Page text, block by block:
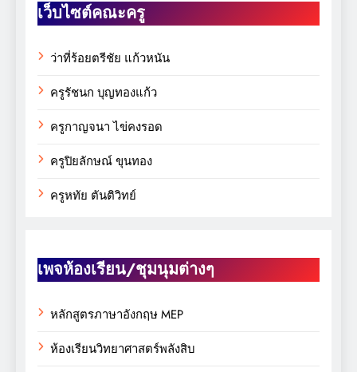
เว็บไซต์คณะครู
ว่าที่ร้อยตรีชัย แก้วหนัน
ครูรัชนก บุญทองแก้ว
ครูกาญจนา ไข่คงรอด
ครูปิยลักษณ์ ขุนทอง
ครูหทัย ตันติวิทย์
เพจห้องเรียน/ชุมนุมต่างๆ
หลักสูตรภาษาอังกฤษ MEP
ห้องเรียนวิทยาศาสตร์พลังสิบ